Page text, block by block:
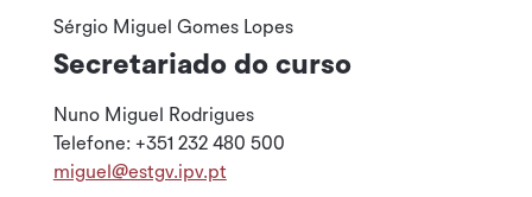
Sérgio Miguel Gomes Lopes
Secretariado do curso
Nuno Miguel Rodrigues
Telefone: +351 232 480 500
miguel@estgv.ipv.pt